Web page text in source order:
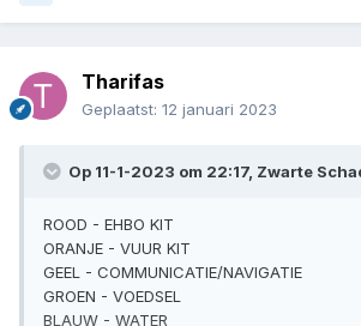
Tharifas
Geplaatst: 12 januari 2023
Op 11-1-2023 om 22:17, Zwarte
ROOD - EHBO KIT
ORANJE - VUUR KIT
GEEL - COMMUNICATIE/NAVIGATIE
GROEN - VOEDSEL
BLAUW - WATER